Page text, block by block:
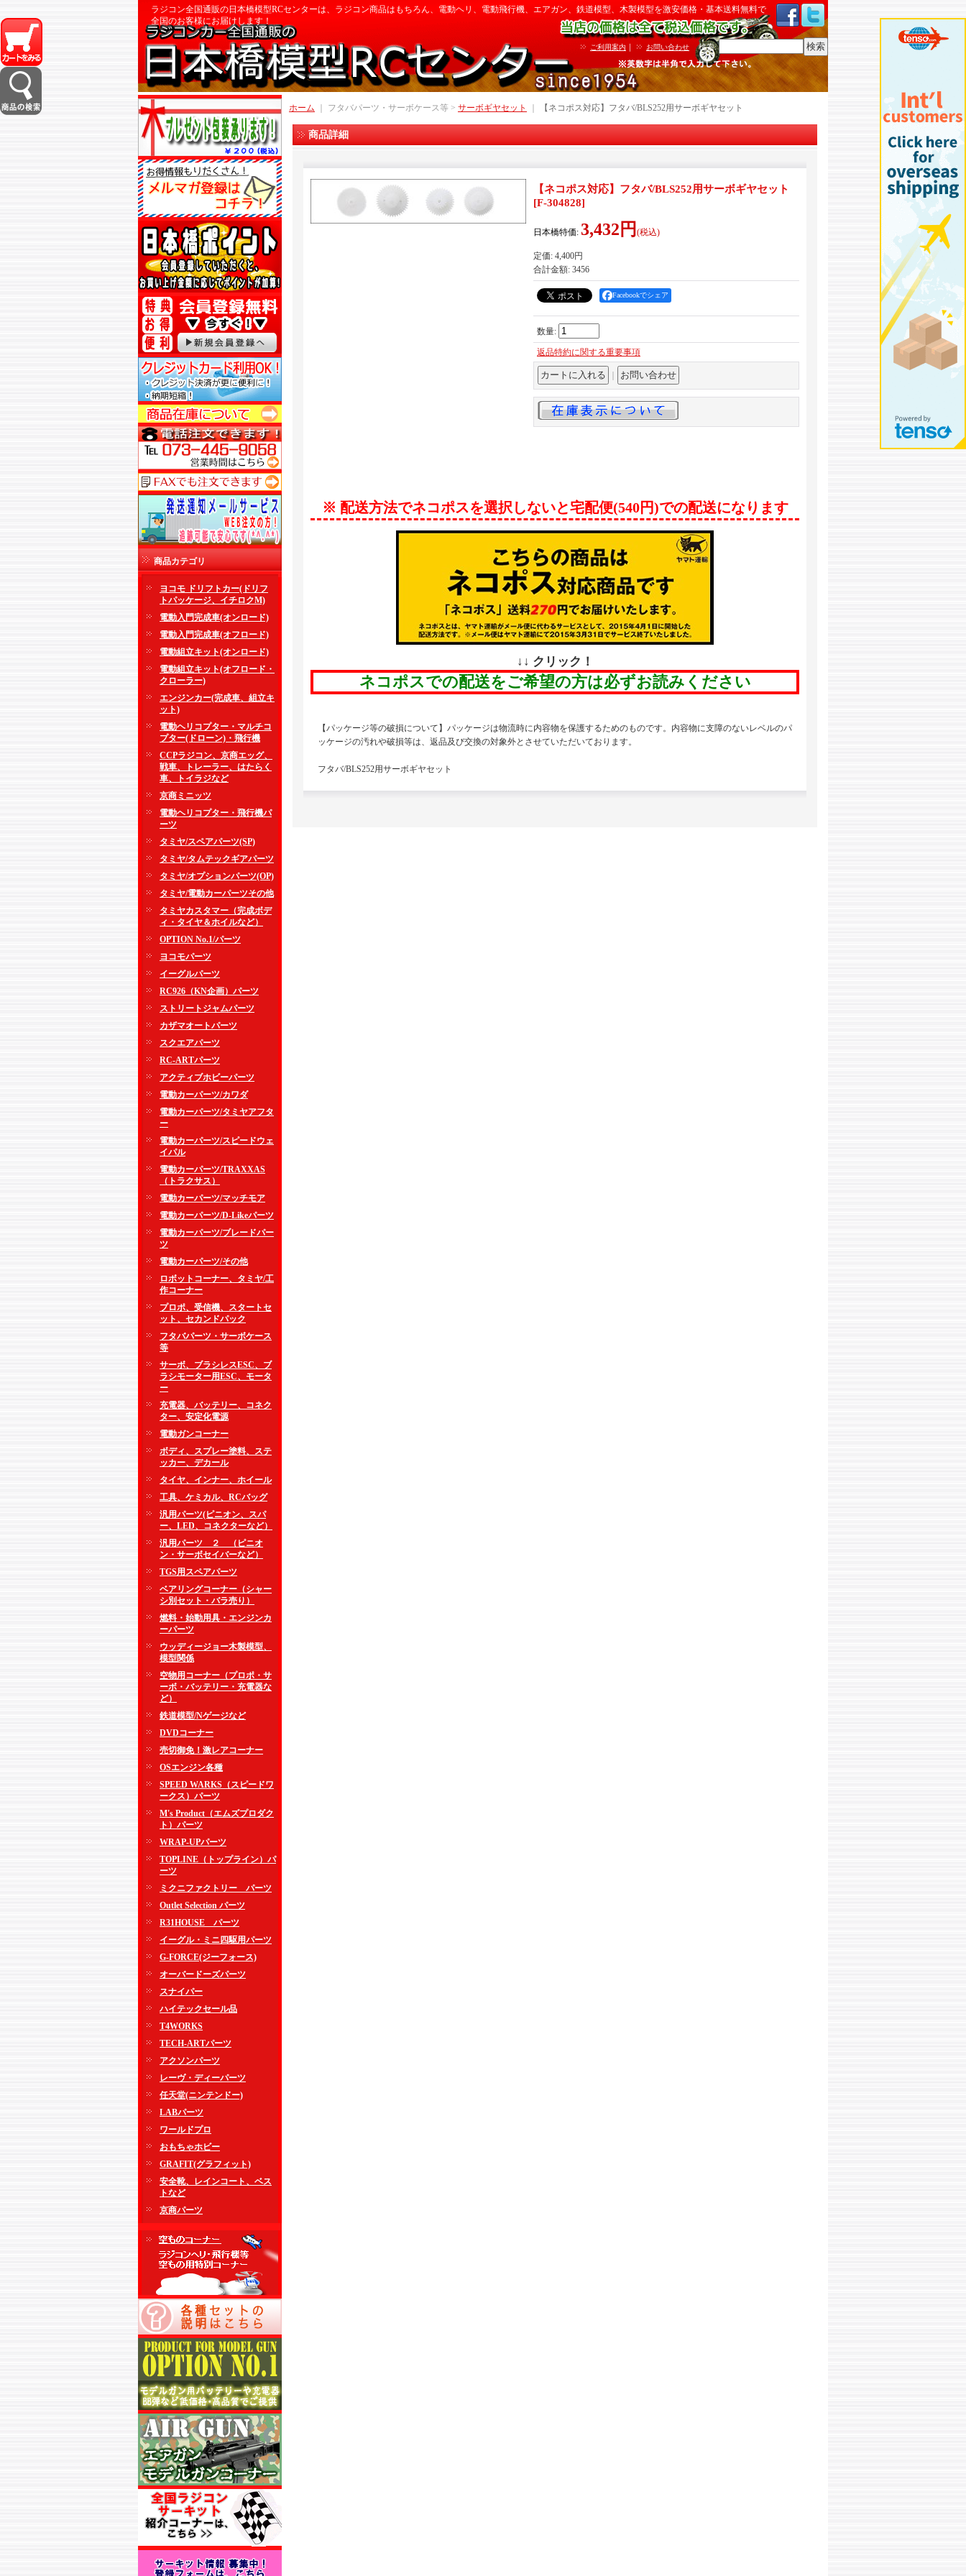
ラジコン全国通販の日本橋模型RCセンターは、ラジコン商品はもちろん、電動ヘリ、電動飛行機、エアガン、鉄道模型、木製模型を激安価格・基本送料無料で
全国のお客様にお届けします！
ご利用案内 ｜ お問い合わせ 検索:
商品カテゴリ
ヨコモ ドリフトカー(ドリフ
トパッケージ、イチロクM)
電動入門完成車(オンロード)
電動入門完成車(オフロード)
電動組立キット(オンロード)
電動組立キット(オフロード・
クローラー)
エンジンカー(完成車、組立キ
ット)
電動ヘリコプター・マルチコ
プター(ドローン)・飛行機
CCPラジコン、京商エッグ、
戦車、トレーラー、はたらく
車、トイラジなど
京商ミニッツ
電動ヘリコプター・飛行機パ
ーツ
タミヤ/スペアパーツ(SP)
タミヤ/タムテックギアパーツ
タミヤ/オプションパーツ(OP)
タミヤ/電動カーパーツその他
タミヤカスタマー（完成ボデ
ィ・タイヤ＆ホイルなど）
OPTION No.1/パーツ
ヨコモパーツ
イーグルパーツ
RC926（KN企画）パーツ
ストリートジャムパーツ
カザマオートパーツ
スクエアパーツ
RC-ARTパーツ
アクティブホビーパーツ
電動カーパーツ/カワダ
電動カーパーツ/タミヤアフタ
ー
電動カーパーツ/スピードウェ
イパル
電動カーパーツ/TRAXXAS
（トラクサス）
電動カーパーツ/マッチモア
電動カーパーツ/D-Likeパーツ
電動カーパーツ/ブレードパー
ツ
電動カーパーツ/その他
ロボットコーナー、タミヤ/工
作コーナー
プロポ、受信機、スタートセ
ット、セカンドパック
フタバパーツ・サーボケース
等
サーボ、ブラシレスESC、ブ
ラシモーター用ESC、モータ
ー
充電器、バッテリー、コネク
ター、安定化電源
電動ガンコーナー
ボディ、スプレー塗料、ステ
ッカー、デカール
タイヤ、インナー、ホイール
工具、ケミカル、RCバッグ
汎用パーツ(ピニオン、スパ
ー、LED、コネクターなど）
汎用パーツ ２ （ピニオ
ン・サーボセイバーなど）
TGS用スペアパーツ
ベアリングコーナー（シャー
シ別セット・バラ売り）
燃料・始動用具・エンジンカ
ーパーツ
ウッディージョー木製模型、
模型関係
空物用コーナー（プロポ・サ
ーボ・バッテリー・充電器な
ど）
鉄道模型/Nゲージなど
DVDコーナー
売切御免！激レアコーナー
OSエンジン各種
SPEED WARKS（スピードワ
ークス）パーツ
M's Product（エムズプロダク
ト）パーツ
WRAP-UPパーツ
TOPLINE（トップライン）パ
ーツ
ミクニファクトリー パーツ
Outlet Selection パーツ
R31HOUSE パーツ
イーグル・ミニ四駆用パーツ
G-FORCE(ジーフォース)
オーバードーズパーツ
スナイパー
ハイテックセール品
T4WORKS
TECH-ARTパーツ
アクソンパーツ
レーヴ・ディーパーツ
任天堂(ニンテンドー)
LABパーツ
ワールドプロ
おもちゃホビー
GRAFIT(グラフィット)
安全靴、レインコート、ベス
トなど
京商パーツ
ホーム ｜ フタバパーツ・サーボケース等 > サーボギヤセット 【ネコポス対応】フタバ/BLS252用サーボギヤセット
商品詳細
【ネコポス対応】フタバ/BLS252用サーボギヤセット
[F-304828]
日本橋特価: 3,432円 (税込)
定価: 4,400円
合計金額: 3456
Facebookでシェア
数量:
返品特約に関する重要事項
※ 配送方法でネコポスを選択しないと宅配便(540円)での配送になります
↓↓ クリック！
ネコポスでの配送をご希望の方は必ずお読みください
【パッケージ等の破損について】パッケージは物流時に内容物を保護するためのものです。内容物に支障のないレベルのパ
ッケージの汚れや破損等は、返品及び交換の対象外とさせていただいております。
フタバ/BLS252用サーボギヤセット